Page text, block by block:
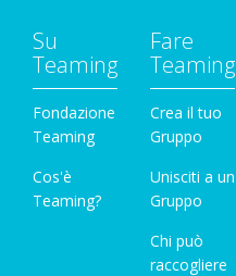
Su
Teaming
Fondazione
Teaming
Cos'è
Teaming?
Fare
Teaming
Crea il tuo
Gruppo
Unisciti a un
Gruppo
Chi può
raccogliere